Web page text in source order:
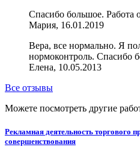
Спасибо большое. Работа
Мария, 16.01.2019
Вера, все нормально. Я
нормоконтроль. Спасибо
Елена, 10.05.2013
Все отзывы
Можете посмотреть другие
Рекламная деятельность торгового
совершенствования